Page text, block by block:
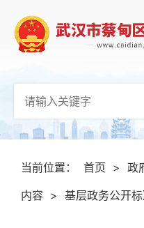
当前位置： 首页 > 政
内容 > 基层政务公开